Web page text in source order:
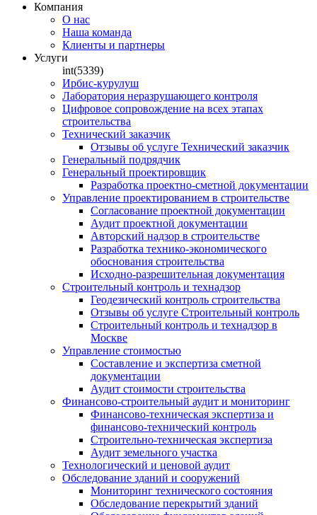
Компания
О нас
Наша команда
Клиенты и партнеры
Услуги
int(5339)
Ирбис-курулуш
Лаборатория неразрушающего контроля
Цифровое сопровождение на всех этапах
строительства
Технический заказчик
Отзывы об услуге Технический заказчик
Генеральный подрядчик
Генеральный проектировщик
Разработка проектно-сметной документации
Управление проектированием в строительстве
Согласование проектной документации
Аудит проектной документации
Авторский надзор в строительстве
Разработка технико-экономического
обоснования строительства
Исходно-разрешительная документация
Строительный контроль и технадзор
Геодезический контроль строительства
Отзывы об услуге Строительный контроль
Строительный контроль и технадзор в
Москве
Управление стоимостью
Составление и экспертиза сметной
документации
Аудит стоимости строительства
Финансово-строительный аудит и мониторинг
Финансово-техническая экспертиза и
финансово-технический контроль
Строительно-техническая экспертиза
Аудит земельного участка
Технологический и ценовой аудит
Обследование зданий и сооружений
Мониторинг технического состояния
Обследование перекрытий зданий